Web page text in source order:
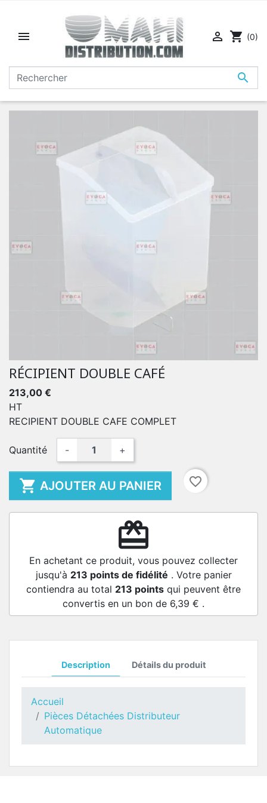


 shopping_cart (0)
RÉCIPIENT DOUBLE CAFÉ
213,00 €
HT
RECIPIENT DOUBLE CAFE COMPLET
Quantité - +
 AJOUTER AU PANIER favorite_border
redeem
En achetant ce produit, vous pouvez collecter
jusqu'à 213 points de fidélité . Votre panier
contiendra au total 213 points qui peuvent être
convertis en un bon de 6,39 € .
Description Détails du produit
Accueil
Pièces Détachées Distributeur
Automatique